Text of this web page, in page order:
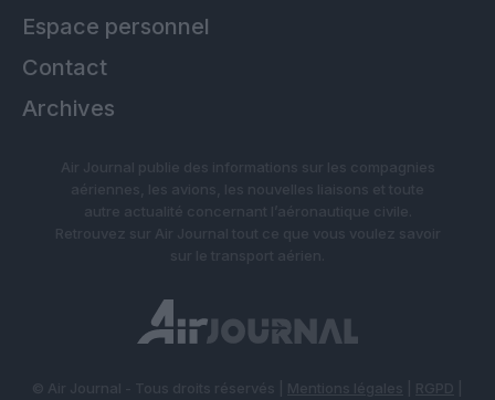
Espace personnel
Contact
Archives